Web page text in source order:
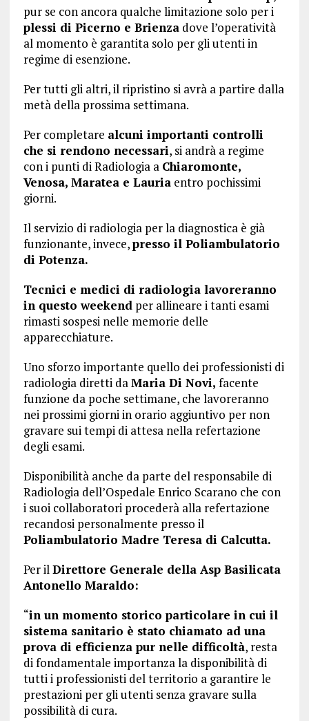
pur se con ancora qualche limitazione solo per i
plessi di Picerno e Brienzadove l’operatività
al momento è garantita solo per gli utenti in
regime di esenzione.
Per tutti gli altri, il ripristino si avrà a partire dalla
metà della prossima settimana.
Per completare alcuni importanti controlli
che si rendono necessari, si andrà a regime
con i punti di Radiologia a Chiaromonte,
Venosa, Maratea e Lauriaentro pochissimi
giorni.
Il servizio di radiologia per la diagnostica è già
funzionante, invece,presso il Poliambulatorio
di Potenza.
Tecnici e medici di radiologia lavoreranno
in questo weekendper allineare i tanti esami
rimasti sospesi nelle memorie delle
apparecchiature.
Uno sforzo importante quello dei professionisti di
radiologia diretti daMaria Di Novi, facente
funzione da poche settimane, che lavoreranno
nei prossimi giorni in orario aggiuntivo per non
gravare sui tempi di attesa nella refertazione
degli esami.
Disponibilità anche da parte del responsabile di
Radiologia dell’Ospedale Enrico Scarano che con
i suoi collaboratori procederà alla refertazione
recandosi personalmente presso il
Poliambulatorio Madre Teresa di Calcutta.
Per ilDirettore Generale della Asp Basilicata
Antonello Maraldo:
“in un momento storico particolare in cui il
sistema sanitario è stato chiamato ad una
prova di efficienza pur nelle difficoltà, resta
di fondamentale importanza la disponibilità di
tutti i professionisti del territorio a garantire le
prestazioni per gli utenti senza gravare sulla
possibilità di cura.